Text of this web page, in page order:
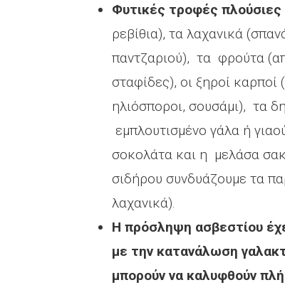
Φυτικές τροφές πλούσιες
ρεβίθια), τα λαχανικά
παντζαριού), τα φρούτα
σταφίδες), οι ξηροί καρποί
ηλιόσποροι, σουσάμι), τα
εμπλουτισμένο γάλα ή
σοκολάτα και η μελάσα
σιδήρου συνδυάζουμε τα
λαχανικά).
Η πρόσληψη ασβεστίου
με την κατανάλωση
μπορούν να καλυφθούν